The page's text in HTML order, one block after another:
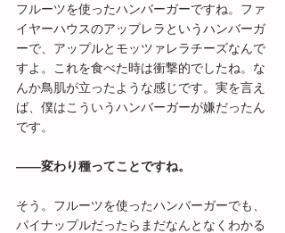
フルーツを使ったハンバーガーですね。ファ
イヤーハウスのアップレラというハンバーガ
ーで、アップルとモッツァレラチーズなんで
すよ。これを食べた時は衝撃的でしたね。な
んか鳥肌が立ったような感じです。実を言え
ば、僕はこういうハンバーガーが嫌だったん
です。
――変わり種ってことですね。
そう。フルーツを使ったハンバーガーでも、
パイナップルだったらまだなんとなくわかる